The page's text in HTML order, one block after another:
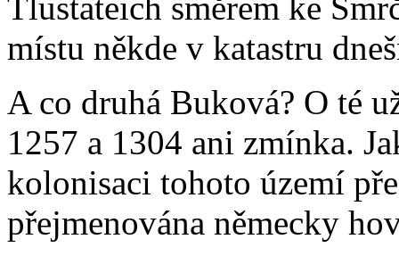
místu někde v katastru
A co druhá Buková? O té
1257 a 1304 ani zmínka.
kolonisaci tohoto území
přejmenována německy